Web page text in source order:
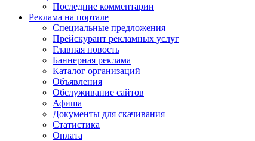
Последние комментарии
Реклама на портале
Специальные предложения
Прейскурант рекламных услуг
Главная новость
Баннерная реклама
Каталог организаций
Объявления
Обслуживание сайтов
Афиша
Документы для скачивания
Статистика
Оплата